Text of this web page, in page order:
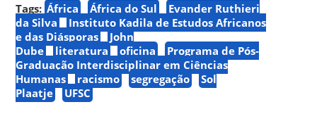
Tags: África África do Sul
Evander Ruthieri
da Silva
Instituto Kadila de Estudos Africanos
e das Diásporas
John
Dube
literatura oficina
Programa de Pós-
Graduação Interdisciplinar em Ciências
Humanas
racismo segregação
Sol
Plaatje
UFSC